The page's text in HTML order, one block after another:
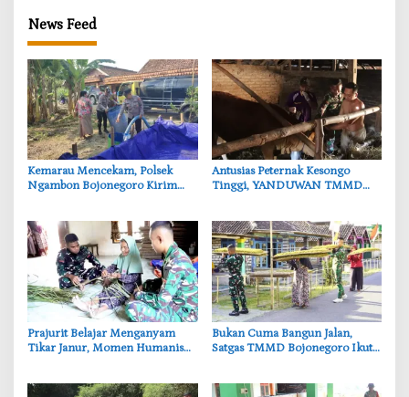
News Feed
‎Kemarau Mencekam, Polsek
Ngambon Bojonegoro Kirim
‎Antusias Peternak Kesongo
Tinggi, YANDUWAN TMMD
‎Prajurit Belajar Menganyam
Tikar Janur, Momen Humanis
‎Bukan Cuma Bangun Jalan,
Satgas TMMD Bojonegoro Ikut